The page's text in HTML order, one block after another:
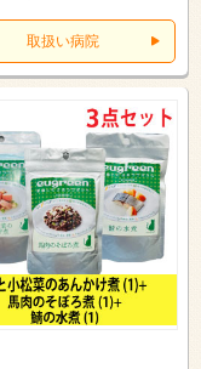
取扱い病院